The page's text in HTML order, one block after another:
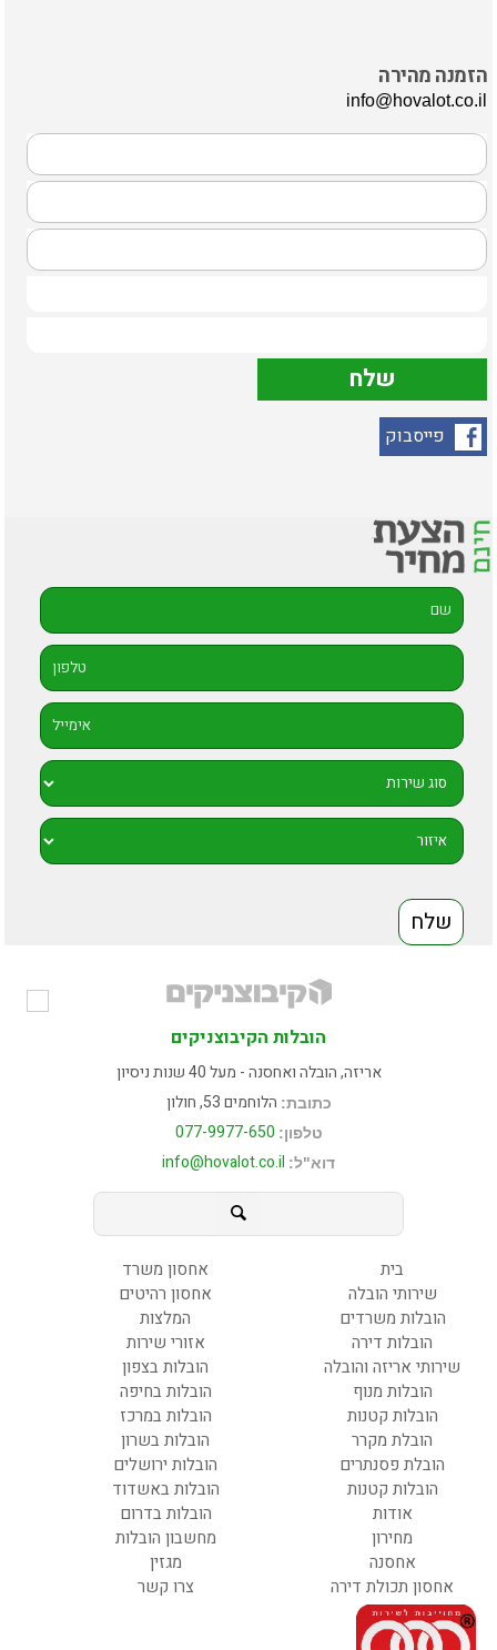
הזמנה מהירה
info@hovalot.co.il
פייסבוק
הובלות הקיבוצניקים
אריזה, הובלה ואחסנה - מעל 40 שנות ניסיון
כתובת: הלוחמים 53, חולון
טלפון: 077-9977-650
דוא"ל: info@hovalot.co.il
בית
שירותי הובלה
הובלות משרדים
הובלות דירה
שירותי אריזה והובלה
הובלות מנוף
הובלות קטנות
הובלת מקרר
הובלת פסנתרים
הובלות קטנות
אודות
מחירון
אחסנה
אחסון תכולת דירה
אחסון משרד
אחסון רהיטים
המלצות
אזורי שירות
הובלות בצפון
הובלות בחיפה
הובלות במרכז
הובלות בשרון
הובלות ירושלים
הובלות באשדוד
הובלות בדרום
מחשבון הובלות
מגזין
צרו קשר